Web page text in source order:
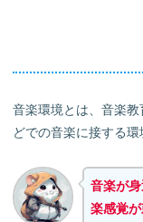
音楽環境とは、音楽
どでの音楽に接する環
音楽が
楽感覚